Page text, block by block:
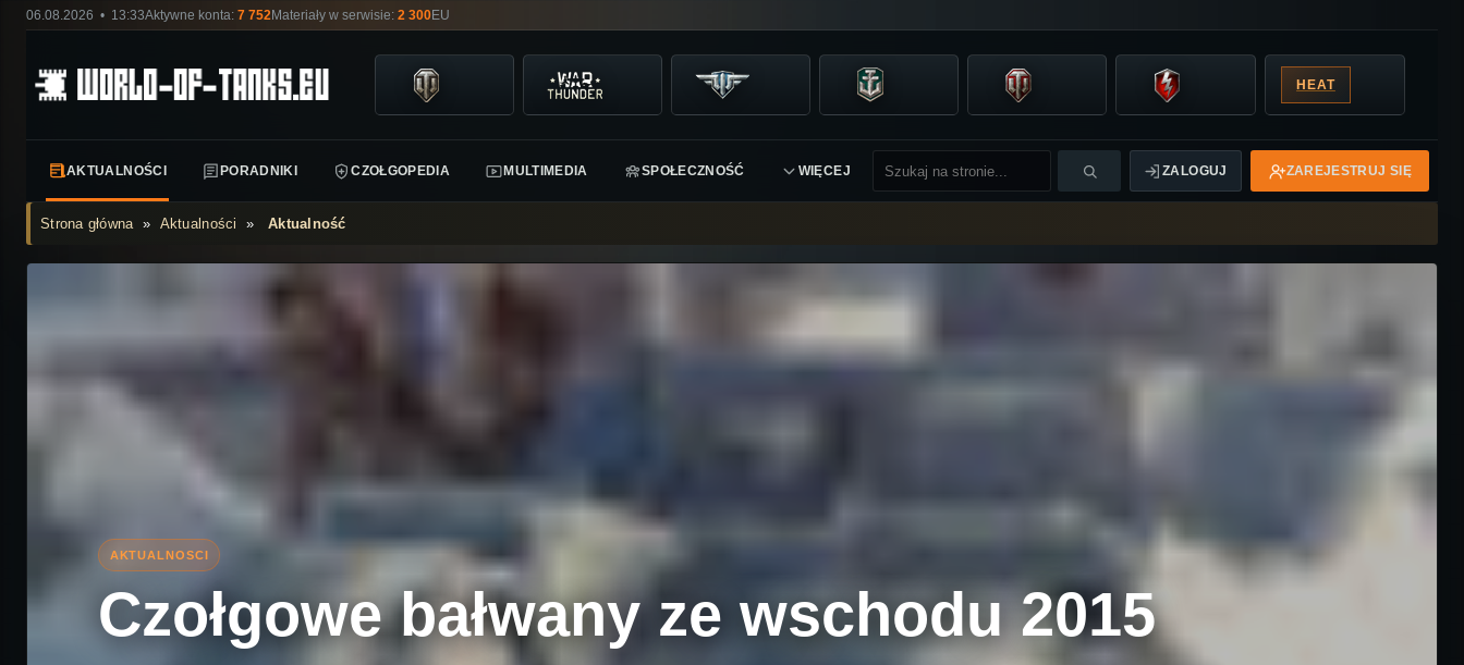
06.08.2026 • 13:33Aktywne konta: 7 752Materiały w serwisie: 2 300EU
HEAT
AKTUALNOŚCI PORADNIKI CZOŁGOPEDIA MULTIMEDIA SPOŁECZNOŚĆ WIĘCEJ ZALOGUJ ZAREJESTRUJ SIĘ
Strona główna» Aktualności »Aktualność
Czołgowe bałwany ze wschodu 2015